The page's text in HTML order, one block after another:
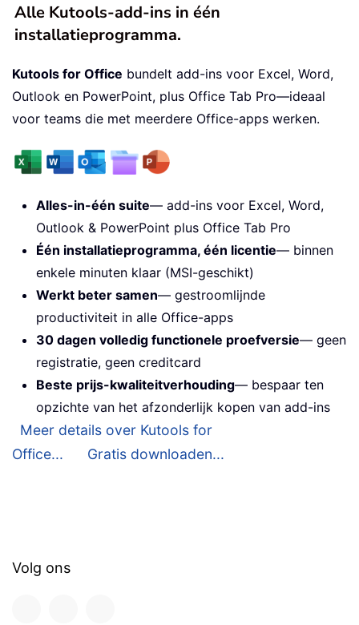
Alle Kutools-add-ins in één
installatieprogramma.
Kutools for Office bundelt add-ins voor Excel, Word,
Outlook en PowerPoint, plus Office Tab Pro—ideaal
voor teams die met meerdere Office-apps werken.
Alles-in-één suite— add-ins voor Excel, Word,
Outlook & PowerPoint plus Office Tab Pro
Één installatieprogramma, één licentie— binnen
enkele minuten klaar (MSI-geschikt)
Werkt beter samen— gestroomlijnde
productiviteit in alle Office-apps
30 dagen volledig functionele proefversie— geen
registratie, geen creditcard
Beste prijs-kwaliteitverhouding— bespaar ten
opzichte van het afzonderlijk kopen van add-ins
Meer details over Kutools for
Office...
Gratis downloaden...
Volg ons